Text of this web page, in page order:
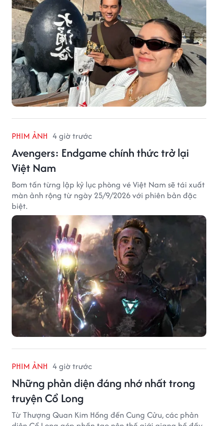
PHIM ẢNH 4 giờ trước
Avengers: Endgame chính thức trở lại
Việt Nam
Bom tấn từng lập kỷ lục phòng vé Việt Nam sẽ tái xuất
màn ảnh rộng từ ngày 25/9/2026 với phiên bản đặc
biệt.
PHIM ẢNH 4 giờ trước
Những phản diện đáng nhớ nhất trong
truyện Cổ Long
Từ Thượng Quan Kim Hồng đến Cung Cửu, các phản